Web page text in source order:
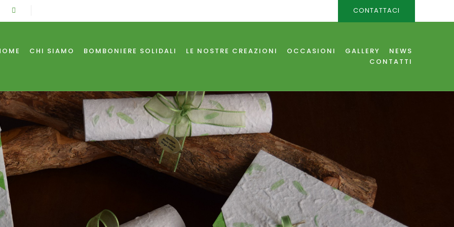
CONTATTACI
CHI SIAMO BOMBONIERE SOLIDALI LE NOSTRE CREAZIONI OCCASIONI GALLERY
NEWS
CONTATTI